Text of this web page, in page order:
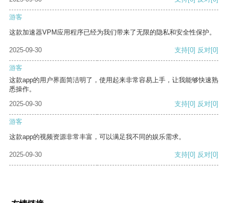
游客
这款加速器VPM应用程序已经为我们带来了无限的隐私和安全性保护。
2025-09-30 支持[0] 反对[0]
游客
这款app的用户界面简洁明了，使用起来非常容易上手，让我能够快速熟
悉操作。
2025-09-30
支持[0] 反对[0]
游客
这款app的视频资源非常丰富，可以满足我不同的娱乐需求。
2025-09-30 支持[0] 反对[0]